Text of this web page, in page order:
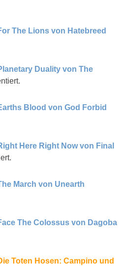
The Lions von Hatebreed
Duality von The
Blood von God Forbid
Here Right Now von Final
March von Unearth
The Colossus von Dagoba
Toten Hosen: Campino und